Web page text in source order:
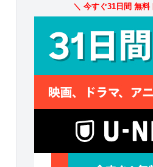
＼ 今すぐ31日間 無料